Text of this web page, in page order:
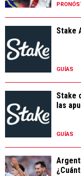
Stake
GUÍAS
Stake
las
GUÍAS